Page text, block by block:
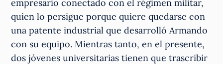
empresario conectado con el régimen militar,
quien lo persigue porque quiere quedarse con
una patente industrial que desarrolló Armando
con su equipo. Mientras tanto, en el presente,
dos jóvenes universitarias tienen que trascribir